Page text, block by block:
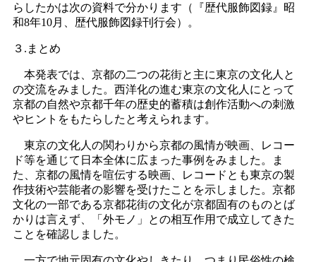
らしたかは次の資料で分かります（『歴代服飾図録』昭
和8年10月、歴代服飾図録刊行会）。
３.まとめ
本発表では、京都の二つの花街と主に東京の文化人と
の交流をみました。西洋化の進む東京の文化人にとって
京都の自然や京都千年の歴史的蓄積は創作活動への刺激
やヒントをもたらしたと考えられます。
東京の文化人の関わりから京都の風情が映画、レコー
ド等を通じて日本全体に広まった事例をみました。ま
た、京都の風情を喧伝する映画、レコードとも東京の製
作技術や芸能者の影響を受けたことを示しました。京都
文化の一部である京都花街の文化が京都固有のものとば
かりは言えず、「外モノ」との相互作用で成立してきた
ことを確認しました。